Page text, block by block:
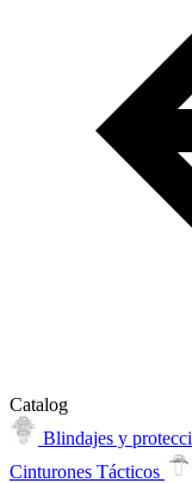
Catalog
Blindajes y
Cinturones Tácticos